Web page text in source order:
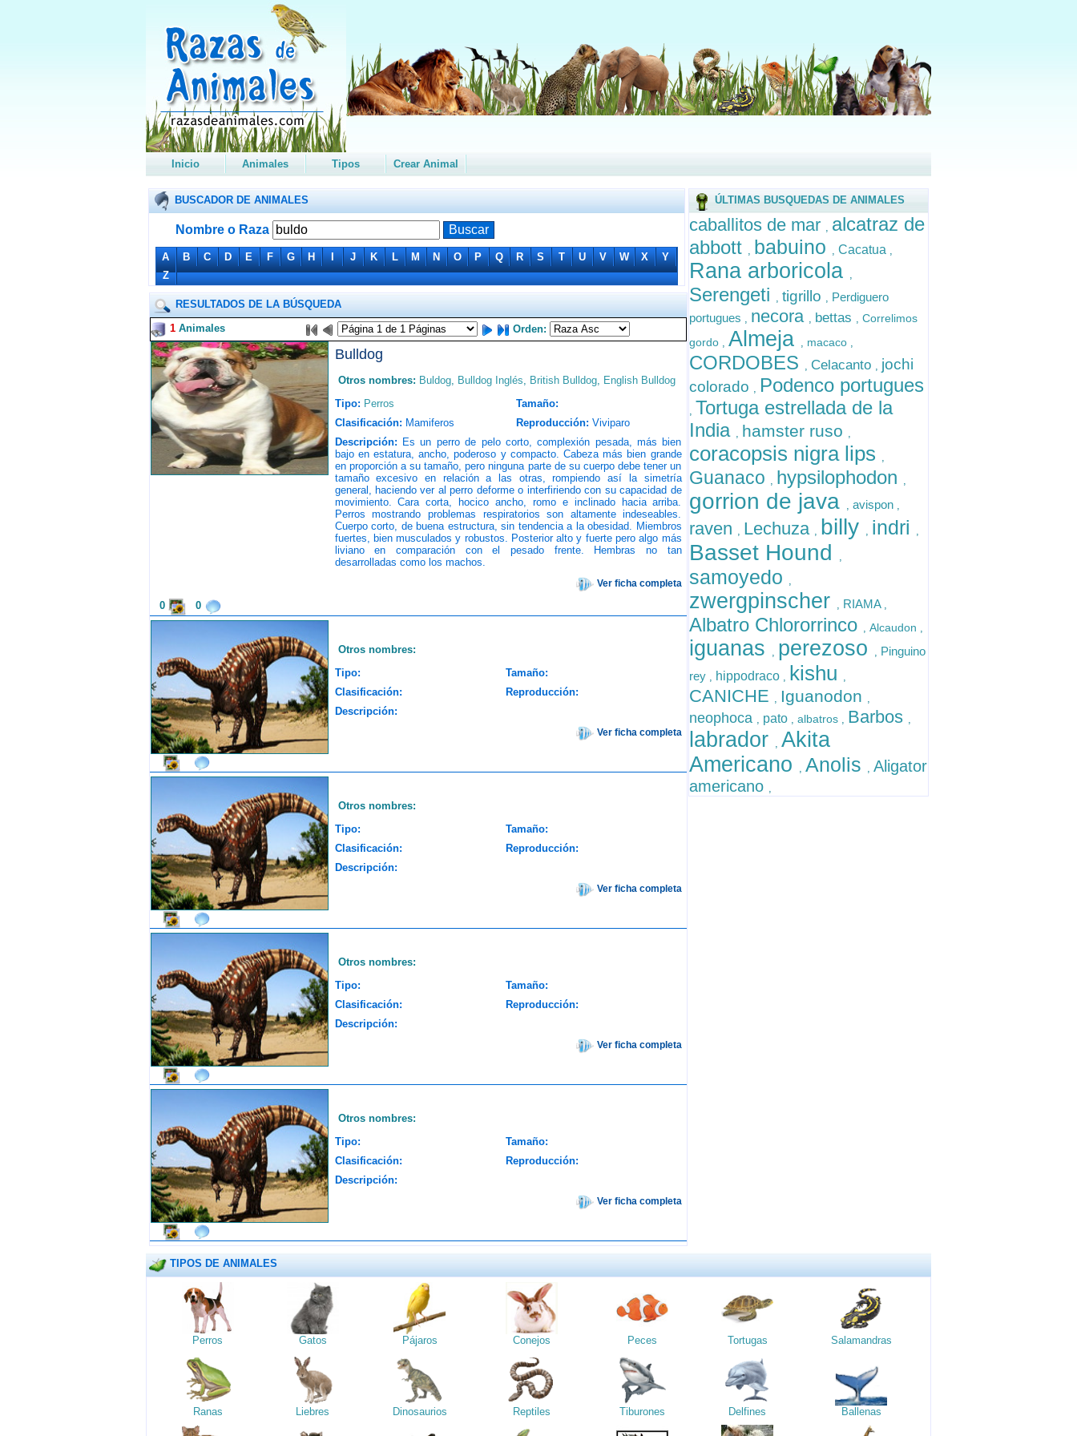
Inicio Animales Tipos Crear Animal
BUSCADOR DE ANIMALES
Nombre o Raza
A B C D E F G H I J K L M N O P Q R S T U V W X
Y
Z
ÚLTIMAS BUSQUEDAS DE ANIMALES
caballitos de mar , alcatraz de
abbott , babuino , Cacatua ,
Rana arboricola ,
Serengeti , tigrillo , Perdiguero
portugues , necora , bettas , Correlimos
gordo , Almeja , macaco ,
CORDOBES , Celacanto , jochi
colorado , Podenco portugues
, Tortuga estrellada de la
India , hamster ruso ,
coracopsis nigra lips ,
Guanaco , hypsilophodon ,
gorrion de java , avispon ,
raven , Lechuza , billy , indri ,
Basset Hound ,
samoyedo ,
zwergpinscher , RIAMA ,
Albatro Chlororrinco , Alcaudon ,
iguanas , perezoso , Pinguino
rey , hippodraco , kishu ,
CANICHE , Iguanodon ,
neophoca , pato , albatros , Barbos ,
labrador , Akita
Americano
, Anolis , Aligator
americano ,
RESULTADOS DE LA BÚSQUEDA
1Animales Orden:
Bulldog
Otros nombres: Buldog, Bulldog Inglés, British Bulldog, English Bulldog
Tipo: Perros
Tamaño:
Clasificación: Mamiferos Reproducción: Viviparo
Descripción: Es un perro de pelo corto, complexión pesada, más bien
bajo en estatura, ancho, poderoso y compacto. Cabeza más bien grande
en proporción a su tamaño, pero ninguna parte de su cuerpo debe tener un
tamaño excesivo en relación a las otras, rompiendo así la simetría
general, haciendo ver al perro deforme o interfiriendo con su capacidad de
movimiento. Cara corta, hocico ancho, romo e inclinado hacia arriba.
Perros mostrando problemas respiratorios son altamente indeseables.
Cuerpo corto, de buena estructura, sin tendencia a la obesidad. Miembros
fuertes, bien musculados y robustos. Posterior alto y fuerte pero algo más
liviano en comparación con el pesado frente. Hembras no tan
desarrolladas como los machos.
Ver ficha completa
0 0
Otros nombres:
Tipo:
Tamaño:
Clasificación:
Reproducción:
Descripción:
Ver ficha completa
Otros nombres:
Tipo:
Tamaño:
Clasificación:
Reproducción:
Descripción:
Ver ficha completa
Otros nombres:
Tipo:
Tamaño:
Clasificación:
Reproducción:
Descripción:
Ver ficha completa
Otros nombres:
Tipo:
Tamaño:
Clasificación:
Reproducción:
Descripción:
Ver ficha completa
TIPOS DE ANIMALES
Perros Gatos Pájaros Conejos Peces Tortugas Salamandras
Ranas Liebres Dinosaurios Reptiles Tiburones Delfines Ballenas